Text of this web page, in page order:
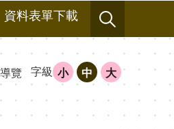
資料表單下載
覽 字級 小 中 大